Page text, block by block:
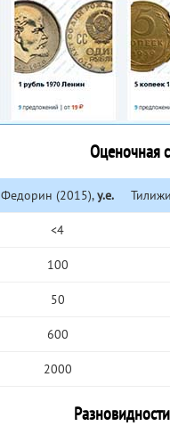
Оценочная
Федорин (2015),у.е.
<4
100
50
600
2000